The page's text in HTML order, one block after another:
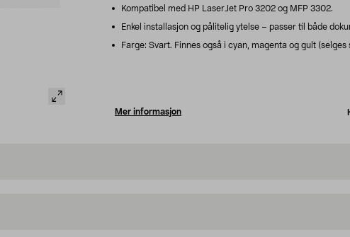
Kompatibel med HP LaserJet Pro 3202 og MFP 3302.
Enkel installasjon og pålitelig ytelse – passer til både
Farge: Svart. Finnes også i cyan, magenta og gult (selges
Mer informasjon